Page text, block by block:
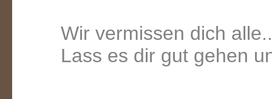
Wir vermissen dich
Lass es dir gut gehen